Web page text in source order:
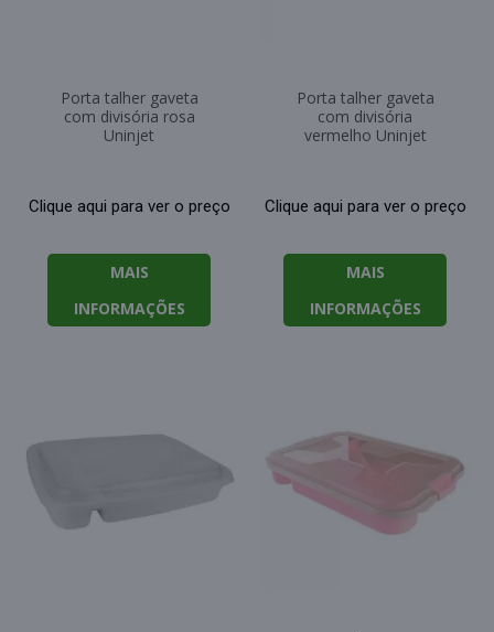
Porta talher gaveta
com divisória rosa
Uninjet
Clique aqui para ver o preço
MAIS
INFORMAÇÕES
Porta talher gaveta
com divisória
vermelho Uninjet
Clique aqui para ver o preço
MAIS
INFORMAÇÕES